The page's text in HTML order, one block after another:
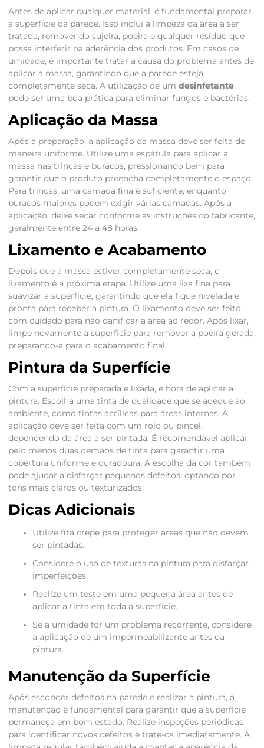
Antes de aplicar qualquer material, é fundamental preparar
a superfície da parede. Isso inclui a limpeza da área a ser
tratada, removendo sujeira, poeira e qualquer resíduo que
possa interferir na aderência dos produtos. Em casos de
umidade, é importante tratar a causa do problema antes de
aplicar a massa, garantindo que a parede esteja
completamente seca. A utilização de um desinfetante
pode ser uma boa prática para eliminar fungos e bactérias.
Aplicação da Massa
Após a preparação, a aplicação da massa deve ser feita de
maneira uniforme. Utilize uma espátula para aplicar a
massa nas trincas e buracos, pressionando bem para
garantir que o produto preencha completamente o espaço.
Para trincas, uma camada fina é suficiente, enquanto
buracos maiores podem exigir várias camadas. Após a
aplicação, deixe secar conforme as instruções do fabricante,
geralmente entre 24 a 48 horas.
Lixamento e Acabamento
Depois que a massa estiver completamente seca, o
lixamento é a próxima etapa. Utilize uma lixa fina para
suavizar a superfície, garantindo que ela fique nivelada e
pronta para receber a pintura. O lixamento deve ser feito
com cuidado para não danificar a área ao redor. Após lixar,
limpe novamente a superfície para remover a poeira gerada,
preparando-a para o acabamento final.
Pintura da Superfície
Com a superfície preparada e lixada, é hora de aplicar a
pintura. Escolha uma tinta de qualidade que se adeque ao
ambiente, como tintas acrílicas para áreas internas. A
aplicação deve ser feita com um rolo ou pincel,
dependendo da área a ser pintada. É recomendável aplicar
pelo menos duas demãos de tinta para garantir uma
cobertura uniforme e duradoura. A escolha da cor também
pode ajudar a disfarçar pequenos defeitos, optando por
tons mais claros ou texturizados.
Dicas Adicionais
Utilize fita crepe para proteger áreas que não devem
ser pintadas.
Considere o uso de texturas na pintura para disfarçar
imperfeições.
Realize um teste em uma pequena área antes de
aplicar a tinta em toda a superfície.
Se a umidade for um problema recorrente, considere
a aplicação de um impermeabilizante antes da
pintura.
Manutenção da Superfície
Após esconder defeitos na parede e realizar a pintura, a
manutenção é fundamental para garantir que a superfície
permaneça em bom estado. Realize inspeções periódicas
para identificar novos defeitos e trate-os imediatamente. A